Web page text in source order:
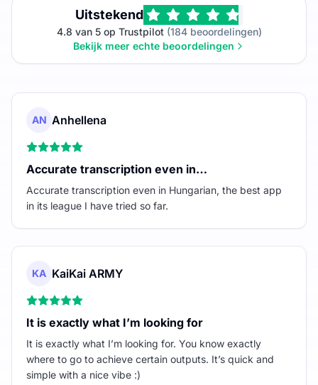
Uitstekend
4.8 van 5 op Trustpilot(184 beoordelingen)
Bekijk meer echte beoordelingen
AN Anhellena
Accurate transcription even in…
Accurate transcription even in Hungarian, the best app
in its league I have tried so far.
KA KaiKai ARMY
It is exactly what I’m looking for
It is exactly what I’m looking for. You know exactly
where to go to achieve certain outputs. It’s quick and
simple with a nice vibe :)